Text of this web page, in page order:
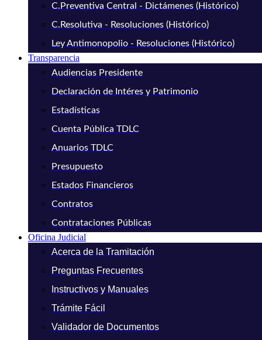
C.Preventiva Central - Dictámenes (Histórico)
C.Resolutiva - Resoluciones (Histórico)
Ley Antimonopolio - Resoluciones (Histórico)
Transparencia
Audiencias Presidente
Declaración de Intéres y Patrimonio
Estadísticas
Cuenta Pública TDLC
Anuarios TDLC
Presupuesto
Estados Financieros
Contratos
Contrataciones Públicas
Oficina Judicial
Acerca de la Tramitación
Preguntas Frecuentes
Instructivos y Manuales
Trámite Fácil
Validador de Documentos